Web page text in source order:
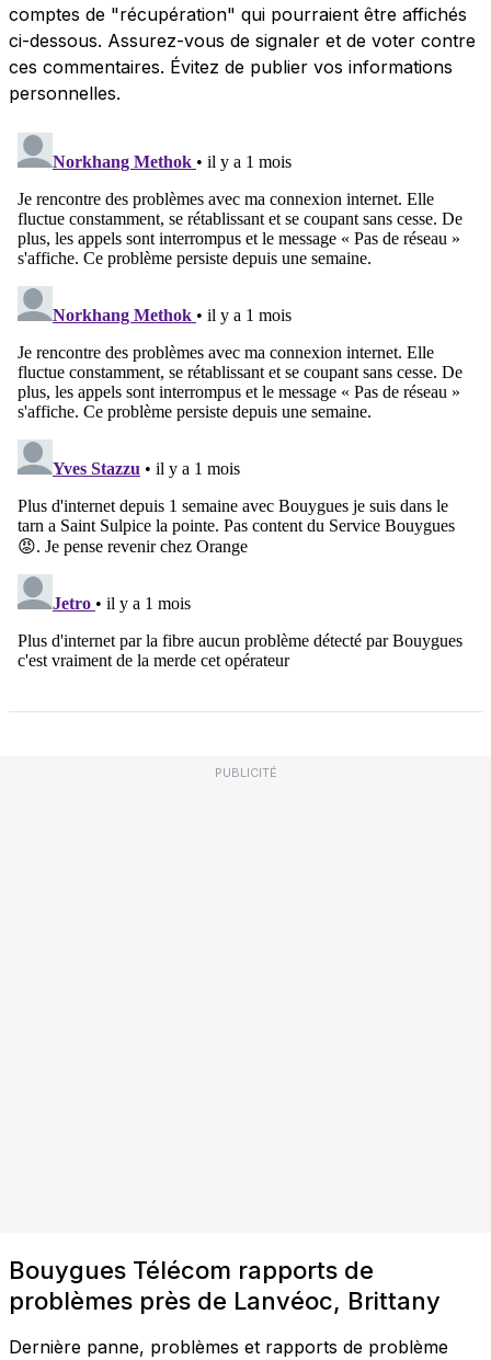
comptes de "récupération" qui pourraient être affichés
ci-dessous. Assurez-vous de signaler et de voter contre
ces commentaires. Évitez de publier vos informations
personnelles.
PUBLICITÉ
Bouygues Télécom rapports de
problèmes près de Lanvéoc, Brittany
Dernière panne, problèmes et rapports de problème